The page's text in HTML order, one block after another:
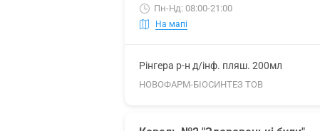
Пн-Нд: 08:00-21:00
На мапі
Рінгера р-н д/інф. пляш. 200мл
НОВОФАРМ-БІОСИНТЕЗ ТОВ